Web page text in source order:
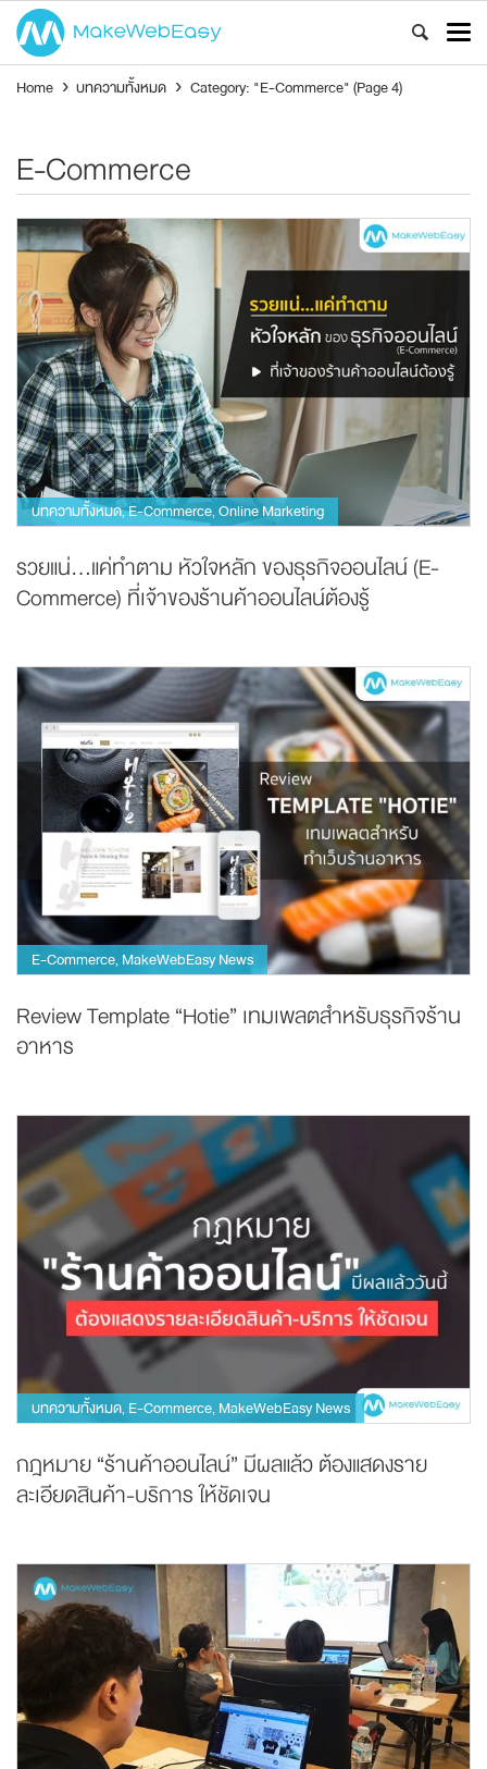
Home › บทความทั้งหมด › Category: "E-Commerce"(Page 4)
E-Commerce
บทความทั้งหมด,E-Commerce,Online Marketing
รวยแน่…แค่ทำตาม หัวใจหลัก ของธุรกิจออนไลน์ (E-
Commerce) ที่เจ้าของร้านค้าออนไลน์ต้องรู้
E-Commerce, MakeWebEasy News
Review Template “Hotie” เทมเพลตสำหรับธุรกิจร้าน
อาหาร
บทความทั้งหมด, E-Commerce, MakeWebEasy News
กฎหมาย “ร้านค้าออนไลน์” มีผลแล้ว ต้องแสดงราย
ละเอียดสินค้า-บริการ ให้ชัดเจน